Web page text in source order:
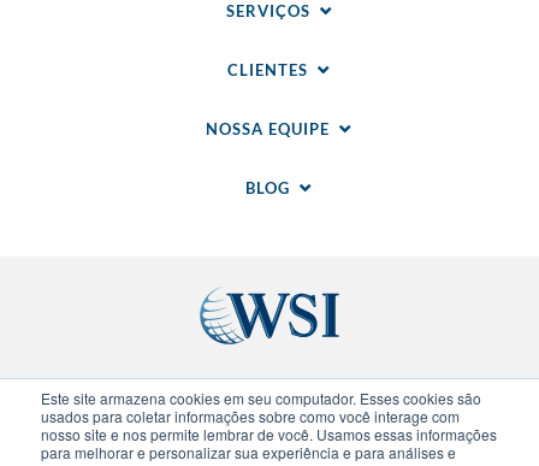
Este site armazena cookies em seu computador. Esses cookies são
usados para coletar informações sobre como você interage com
nosso site e nos permite lembrar de você. Usamos essas informações
para melhorar e personalizar sua experiência e para análises e
SERVIÇOS
CLIENTES
NOSSA EQUIPE
BLOG
© 2020-2026WSI. Todos direitos reservados. WSI
Sites regionais